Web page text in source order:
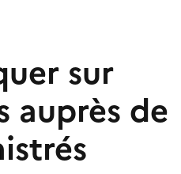
sur
auprès de